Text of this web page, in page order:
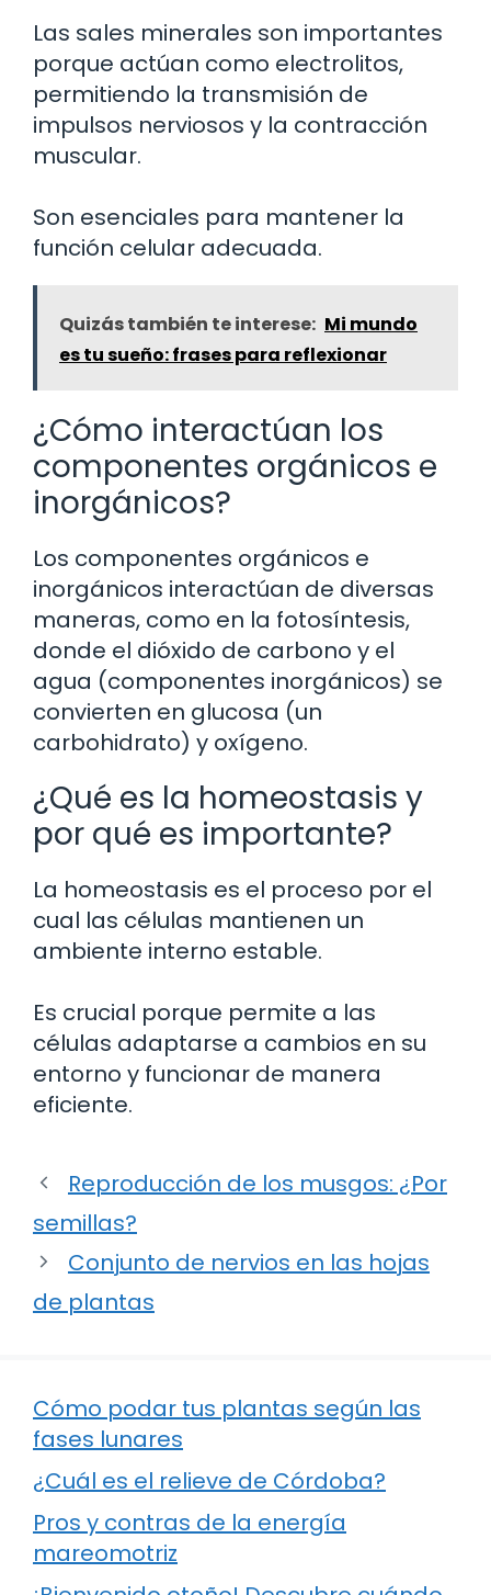
Las sales minerales son importantes
porque actúan como electrolitos,
permitiendo la transmisión de
impulsos nerviosos y la contracción
muscular.
Son esenciales para mantener la
función celular adecuada.
Quizás también te interese: Mi mundo
es tu sueño: frases para reflexionar
¿Cómo interactúan los
componentes orgánicos e
inorgánicos?
Los componentes orgánicos e
inorgánicos interactúan de diversas
maneras, como en la fotosíntesis,
donde el dióxido de carbono y el
agua (componentes inorgánicos) se
convierten en glucosa (un
carbohidrato) y oxígeno.
¿Qué es la homeostasis y
por qué es importante?
La homeostasis es el proceso por el
cual las células mantienen un
ambiente interno estable.
Es crucial porque permite a las
células adaptarse a cambios en su
entorno y funcionar de manera
eficiente.
Reproducción de los musgos: ¿Por
semillas?
Conjunto de nervios en las hojas
de plantas
Cómo podar tus plantas según las
fases lunares
¿Cuál es el relieve de Córdoba?
Pros y contras de la energía
mareomotriz